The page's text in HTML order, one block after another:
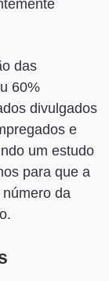
das
60%
divulgados
e
um estudo
para que a
da